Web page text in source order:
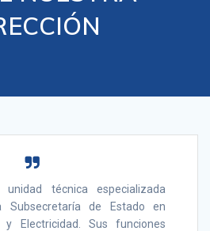
unidad técnica especializada
Subsecretaría de Estado en
y Electricidad. Sus funciones